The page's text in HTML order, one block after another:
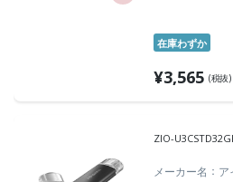
在庫わずか
¥3,565 (税抜)
ZIO-
メーカー名 ア